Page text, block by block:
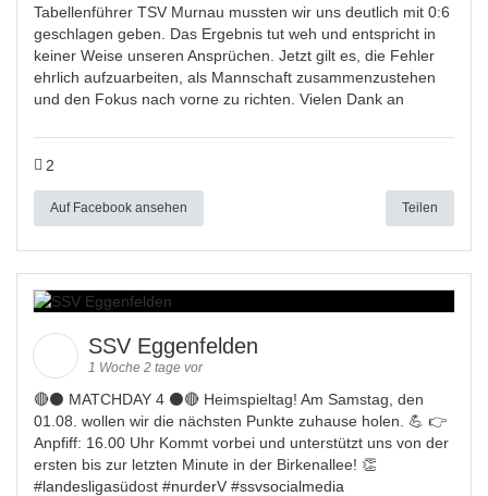
Tabellenführer TSV Murnau mussten wir uns deutlich mit 0:6
geschlagen geben. Das Ergebnis tut weh und entspricht in
keiner Weise unseren Ansprüchen. Jetzt gilt es, die Fehler
ehrlich aufzuarbeiten, als Mannschaft zusammenzustehen
und den Fokus nach vorne zu richten. Vielen Dank an
2
Auf Facebook ansehen Teilen
SSV Eggenfelden
1 Woche 2 tage vor
🔴⚫ MATCHDAY 4 ⚫🔴 Heimspieltag! Am Samstag, den
01.08. wollen wir die nächsten Punkte zuhause holen. 💪 👉
Anpfiff: 16.00 Uhr Kommt vorbei und unterstützt uns von der
ersten bis zur letzten Minute in der Birkenallee! 👏
#landesligasüdost #nurderV #ssvsocialmedia